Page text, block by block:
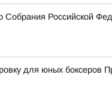
Российской
для юных